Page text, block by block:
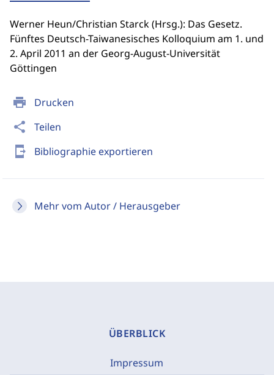
print Drucken
share Teilen
send_to_mobile Bibliographie exportieren
Mehr vom Autor / Herausgeber
Werner Heun/Christian Starck (Hrsg.): Das Gesetz.
Fünftes Deutsch-Taiwanesisches Kolloquium am 1. und
2. April 2011 an der Georg-August-Universität
Göttingen
ÜBERBLICK
Impressum